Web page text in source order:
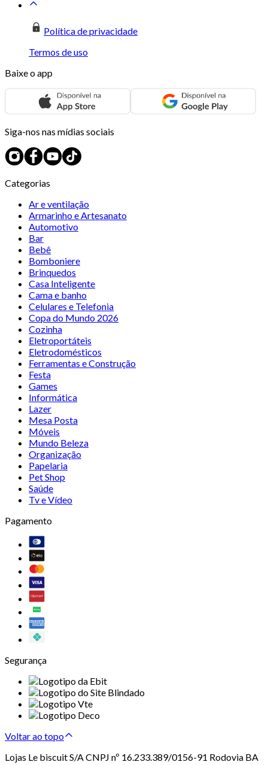
Política de privacidade
Termos de uso
Baixe o app
Siga-nos nas mídias sociais
Categorias
Ar e ventilação
Armarinho e Artesanato
Automotivo
Bar
Bebê
Bomboniere
Brinquedos
Casa Inteligente
Cama e banho
Celulares e Telefonia
Copa do Mundo 2026
Cozinha
Eletroportáteis
Eletrodomésticos
Ferramentas e Construção
Festa
Games
Informática
Lazer
Mesa Posta
Móveis
Mundo Beleza
Organização
Papelaria
Pet Shop
Saúde
Tv e Vídeo
Pagamento
Segurança
Voltar ao topo
Lojas Le biscuit S/A CNPJ nº 16.233.389/0156-91 Rodovia BA